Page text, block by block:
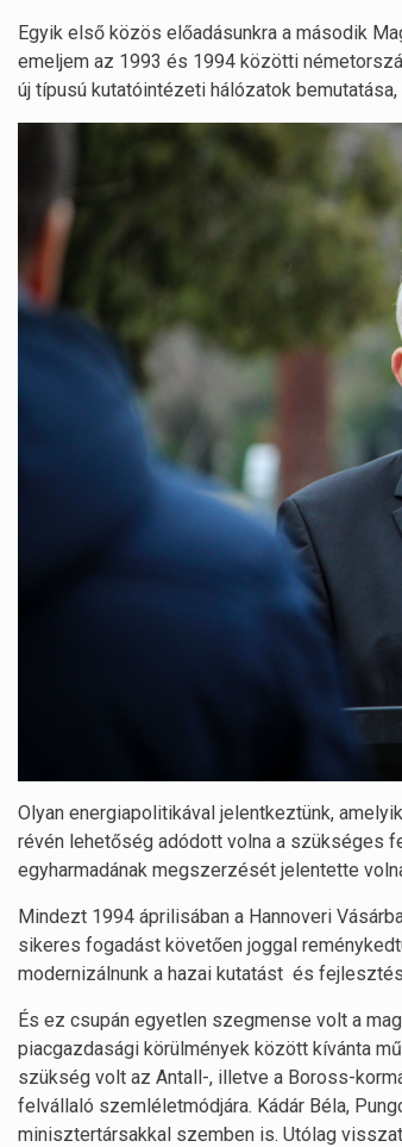
Egyik első közös előadásunkra a második
emeljem az 1993 és 1994 közötti
új típusú kutatóintézeti hálózatok
Olyan energiapolitikával jelentkeztünk,
révén lehetőség adódott volna a szükséges
egyharmadának megszerzését jelentette
Mindezt 1994 áprilisában a Hannoveri
sikeres fogadást követően joggal
modernizálnunk a hazai kutatást és
És ez csupán egyetlen szegmense volt a
piacgazdasági körülmények között kívánta
szükség volt az Antall-, illetve a Boross-
felvállaló szemléletmódjára. Kádár Béla,
minisztertársakkal szemben is. Utólag